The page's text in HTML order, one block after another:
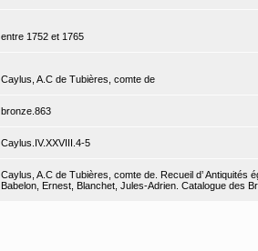
entre 1752 et 1765
Caylus, A.C de Tubières, comte de
bronze.863
Caylus.IV.XXVIII.4-5
Caylus, A.C de Tubières, comte de. Recueil d’ Antiquités
Babelon, Ernest, Blanchet, Jules-Adrien. Catalogue des